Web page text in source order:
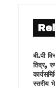
बी.पी
तिव्र,
स्तरीय